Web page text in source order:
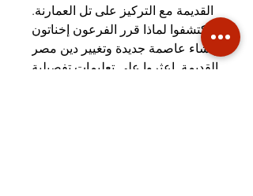
القديمة مع التركيز على تل العمارنة.
اكتشفوا لماذا قرر الفرعون إخناتون
إنشاء عاصمة جديدة وتغيير دين مصر
القديمة. اعثروا على تعليمات تفصيلية